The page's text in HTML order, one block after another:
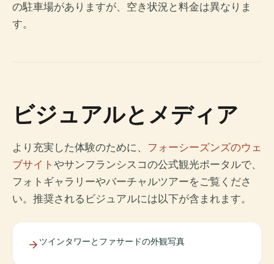
の駐車場がありますが、空き状況と料金は異なりま
す。
ビジュアルとメディア
より充実した体験のために、 フォーシーズンズのウェ
ブサイト やサンフランシスコの公式観光ポータルで、
フォトギャラリーやバーチャルツアーをご覧くださ
い。推奨されるビジュアルには以下が含まれます。
ツインタワーとファサードの外観写真